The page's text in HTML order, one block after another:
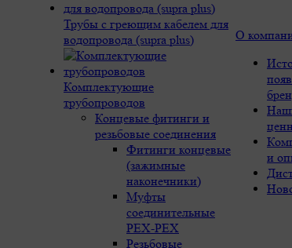
Трубы с греющим кабелем для
водопровода (supra plus)
Комплектующие
трубопроводов
Концевые фитинги и
резьбовые соединения
Фитинги концевые
(зажимные
наконечники)
Муфты
соединительные
РЕХ-PEX
Резьбовые
О
и